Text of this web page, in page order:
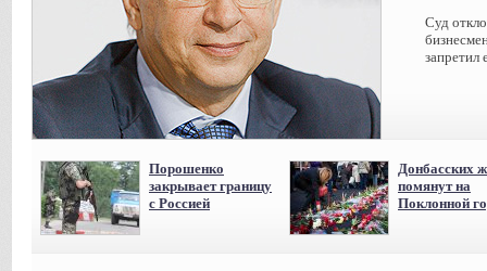
Суд
запретил
Порошенко
закрывает границу
с Россией
Донбасских
помянут на
Поклонной